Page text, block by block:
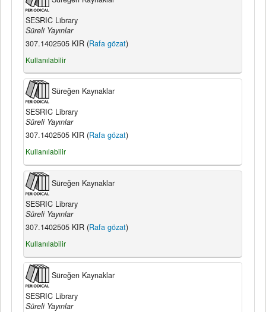
SESRIC Library
Süreli Yayınlar
307.1402505 KIR (Rafa gözat)
Kullanılabilir
Süreğen Kaynaklar
SESRIC Library
Süreli Yayınlar
307.1402505 KIR (Rafa gözat)
Kullanılabilir
Süreğen Kaynaklar
SESRIC Library
Süreli Yayınlar
307.1402505 KIR (Rafa gözat)
Kullanılabilir
Süreğen Kaynaklar
SESRIC Library
Süreli Yayınlar